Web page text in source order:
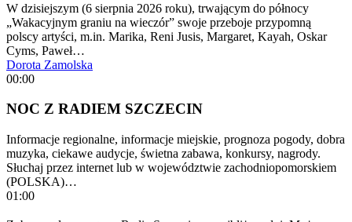
W dzisiejszym (6 sierpnia 2026 roku), trwającym do północy
„Wakacyjnym graniu na wieczór” swoje przeboje przypomną
polscy artyści, m.in. Marika, Reni Jusis, Margaret, Kayah, Oskar
Cyms, Paweł…
Dorota Zamolska
00:00
NOC Z RADIEM SZCZECIN
Informacje regionalne, informacje miejskie, prognoza pogody, dobra
muzyka, ciekawe audycje, świetna zabawa, konkursy, nagrody.
Słuchaj przez internet lub w województwie zachodniopomorskiem
(POLSKA)…
01:00